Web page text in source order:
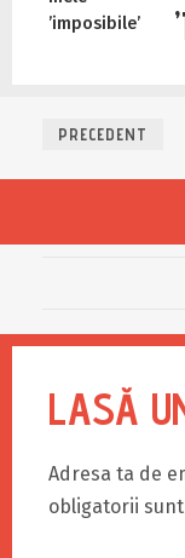
PRECEDENT
LASĂ
Adresa ta de
obligatorii